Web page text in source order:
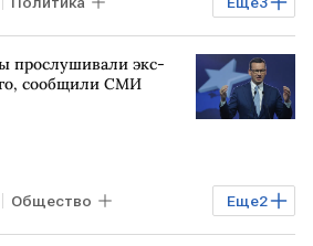
Дональд Трамп
на Украине
прослушивали экс-
сообщили СМИ
Еще2
Общество
спецслужбы